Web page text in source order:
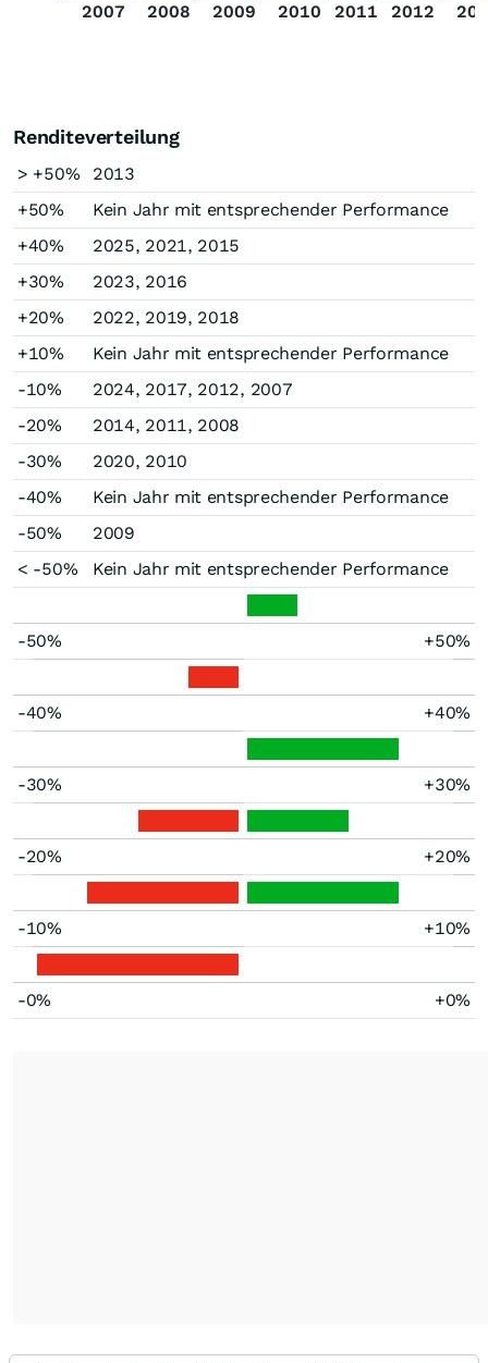
2007
2008 2009 2010 2011 2012
Renditeverteilung
> +50%
2013
+50%
Kein Jahr mit entsprechender Performance
+40%
2025, 2021, 2015
+30%
2023, 2016
+20%
2022, 2019, 2018
+10%
Kein Jahr mit entsprechender Performance
-10%
2024, 2017, 2012, 2007
-20%
2014, 2011, 2008
-30%
2020, 2010
-40%
Kein Jahr mit entsprechender Performance
-50%
2009
< -50%
Kein Jahr mit entsprechender Performance
-50% +50%
-40% +40%
-30% +30%
-20% +20%
-10% +10%
-0% +0%